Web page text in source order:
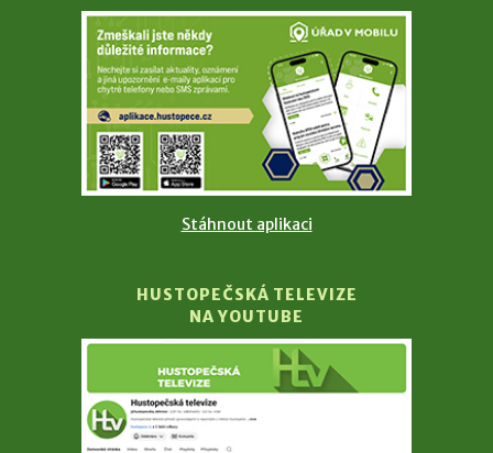
Stáhnout aplikaci
HUSTOPEČSKÁ TELEVIZE
NA YOUTUBE